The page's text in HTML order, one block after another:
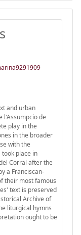
and urban
l'Assumpcio de
play in the
in the broader
with the
place in
Corral after the
a Franciscan-
their most famous
text is preserved
Archive of
liturgical hymns
ought to be